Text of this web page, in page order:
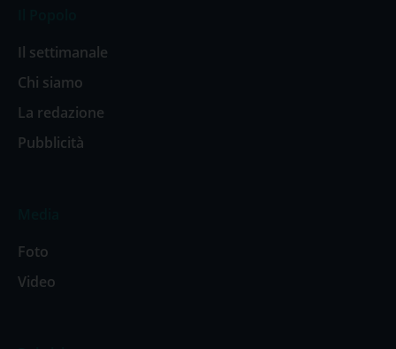
Il settimanale
Chi siamo
La redazione
Pubblicità
Foto
Video